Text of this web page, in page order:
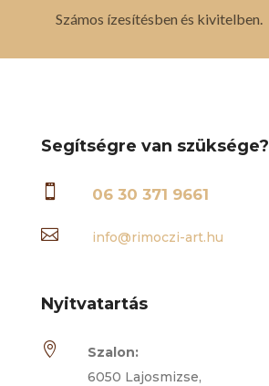
Számos ízesítésben és kivitelben.
Segítségre van szüksége?
 06 30 371 9661
 info@rimoczi-art.hu
Nyitvatartás

Szalon:
6050 Lajosmizse,